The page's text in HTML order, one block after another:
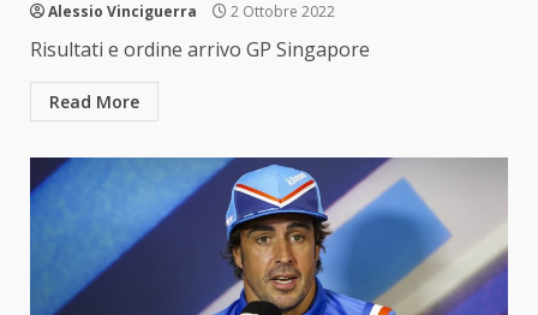
Alessio Vinciguerra 2 Ottobre 2022
Risultati e ordine arrivo GP Singapore
Read More